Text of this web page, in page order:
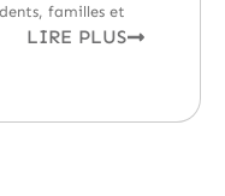
familles et
LIRE PLUS